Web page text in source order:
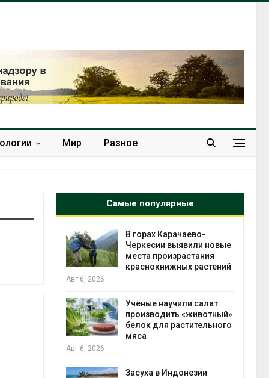
Мир Разное
Самые популярные
В горах Карачаево-
Черкесии выявили новые
места произрастания
краснокнижных растений
Авг 6, 2026
Учёные научили салат
производить «животный»
белок для растительного
мяса
Авг 6, 2026
Засуха в Индонезии